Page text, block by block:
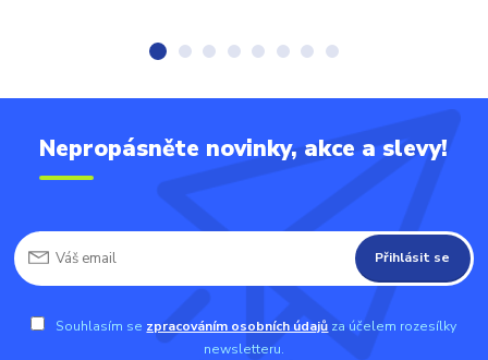
Nepropásněte novinky, akce a slevy!
Přihlásit se
Souhlasím se zpracováním osobních údajů za účelem rozesílky
newsletteru.